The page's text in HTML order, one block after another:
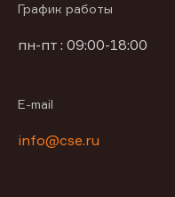
График работы
пн-пт : 09:00-18:00
E-mail
info@cse.ru